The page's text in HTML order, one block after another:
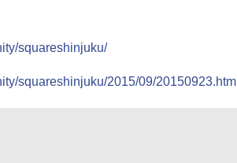
squareshinjuku/
squareshinjuku/2015/09/20150923.html